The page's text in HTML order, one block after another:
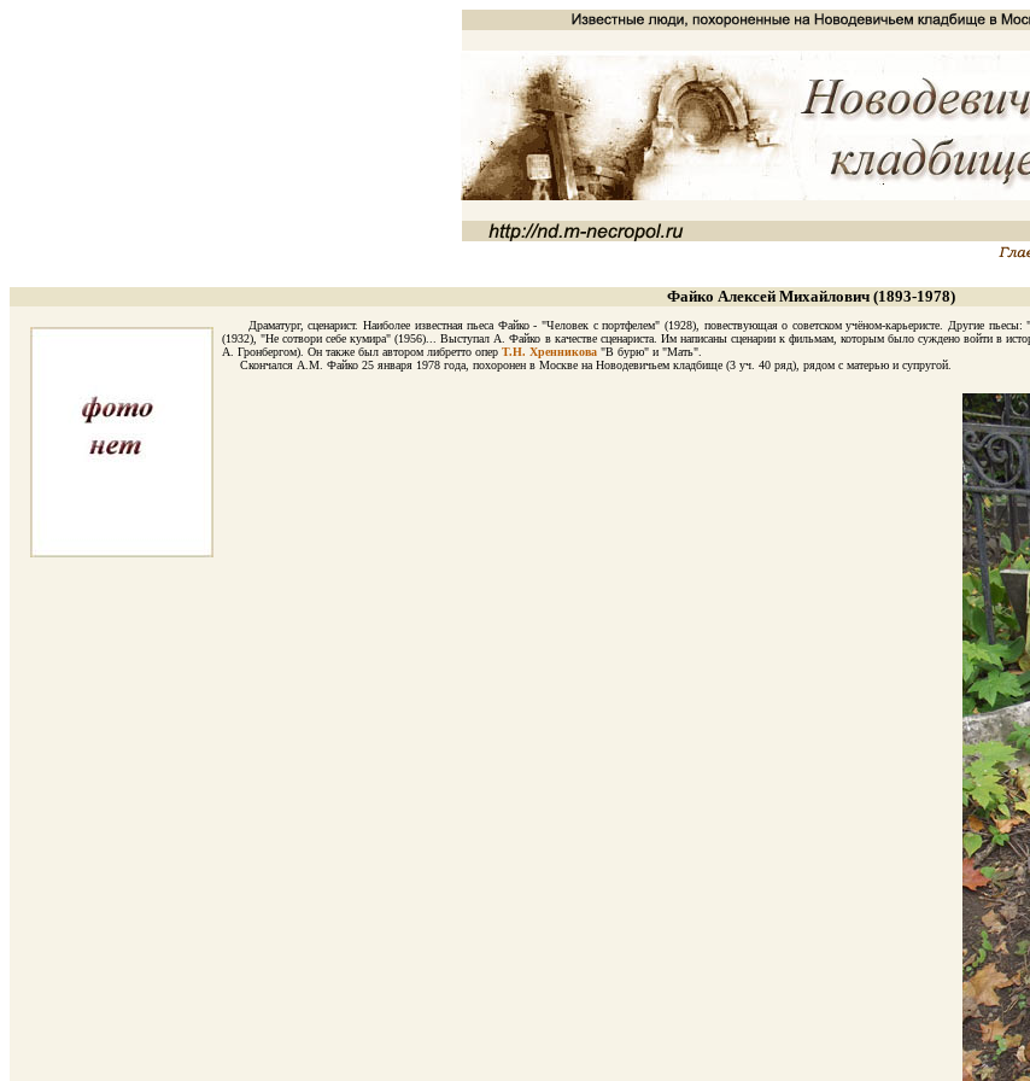
Файко Алексей Михайлович (1893-1978)
Драматург, сценарист. Наиболее известная пьеса Файко - "Человек с портфелем" (1928), повествующая о советском учёном-карьеристе. Другие
(1932), "Не сотвори себе кумира" (1956)... Выступал А. Файко в качестве сценариста. Им написаны сценарии к фильмам, которым было суждено войти в
А. Гронбергом). Он также был автором либретто опер Т.Н. Хренникова "В бурю" и "Мать".
Скончался А.М. Файко 25 января 1978 года, похоронен в Москве на Новодевичьем кладбище (3 уч. 40 ряд), рядом с матерью и супругой.